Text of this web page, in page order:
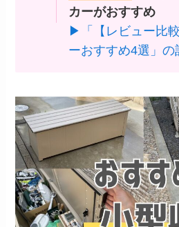
カーがおすすめ
▶「【レビュー比
ーおすすめ4選」の